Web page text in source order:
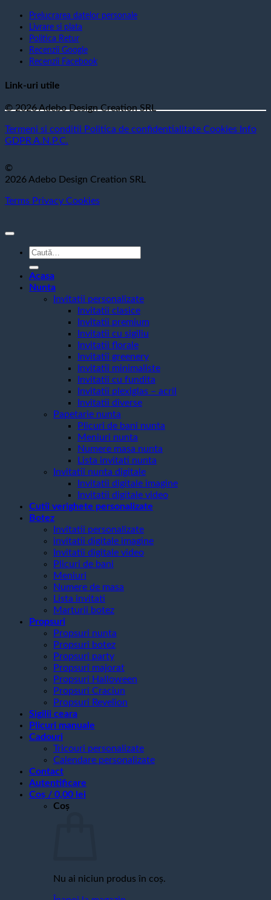
Prelucrarea datelor personale
Livrare si plata
Politica Retur
Recenzii Google
Recenzii Facebook
Link-uri utile
© 2026 Adebo Design Creation SRL
Termeni si conditii Politica de confidentialitate Cookies Info
GDPR A.N.P.C.
©
2026 Adebo Design Creation SRL
Terms Privacy Cookies
Caută
după:
Acasa
Nunta
Invitatii personalizate
Invitatii clasice
Invitatii premium
Invitatii cu sigiliu
Invitatii florale
Invitatii greenery
Invitatii minimaliste
Invitatii cu fundita
Invitatii plexiglas – acril
Invitatii diverse
Papetarie nunta
Plicuri de bani nunta
Meniuri nunta
Numere masa nunta
Lista invitati nunta
Invitatii nunta digitale
Invitatii digitale imagine
Invitatii digitale video
Cutii verighete personalizate
Botez
Invitatii personalizate
invitatii digitale imagine
Invitatii digitale video
Plicuri de bani
Meniuri
Numere de masa
Lista invitati
Marturii botez
Propsuri
Propsuri nunta
Propsuri botez
Propsuri party
Propsuri majorat
Propsuri Halloween
Propsuri Craciun
Propsuri Revelion
Sigilii ceara
Plicuri manuale
Cadouri
Tricouri personalizate
Calendare personalizate
Contact
Autentificare
Coș / 0,00 lei
Coș
Nu ai niciun produs în coș.